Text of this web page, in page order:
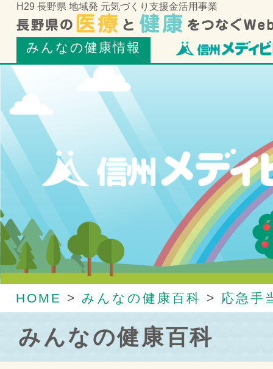
H29 長野県 地域発 元気づくり支援金活用事業
みんなの健康情報
HOME > みんなの健康百科 > 応急手
みんなの健康百科